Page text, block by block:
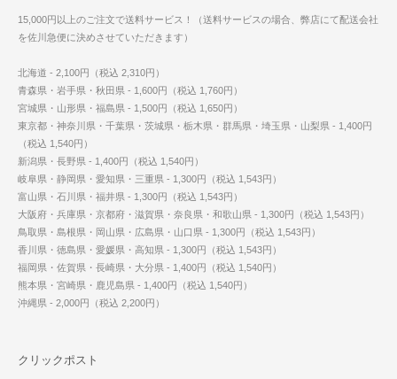
15,000円以上のご注文で送料サービス！（送料サービスの場合、弊店にて配送会社
を佐川急便に決めさせていただきます）
北海道 - 2,100円（税込 2,310円）
青森県・岩手県・秋田県 - 1,600円（税込 1,760円）
宮城県・山形県・福島県 - 1,500円（税込 1,650円）
東京都・神奈川県・千葉県・茨城県・栃木県・群馬県・埼玉県・山梨県 - 1,400円
（税込 1,540円）
新潟県・長野県 - 1,400円（税込 1,540円）
岐阜県・静岡県・愛知県・三重県 - 1,300円（税込 1,543円）
富山県・石川県・福井県 - 1,300円（税込 1,543円）
大阪府・兵庫県・京都府・滋賀県・奈良県・和歌山県 - 1,300円（税込 1,543円）
鳥取県・島根県・岡山県・広島県・山口県 - 1,300円（税込 1,543円）
香川県・徳島県・愛媛県・高知県 - 1,300円（税込 1,543円）
福岡県・佐賀県・長崎県・大分県 - 1,400円（税込 1,540円）
熊本県・宮崎県・鹿児島県 - 1,400円（税込 1,540円）
沖縄県 - 2,000円（税込 2,200円）
クリックポスト